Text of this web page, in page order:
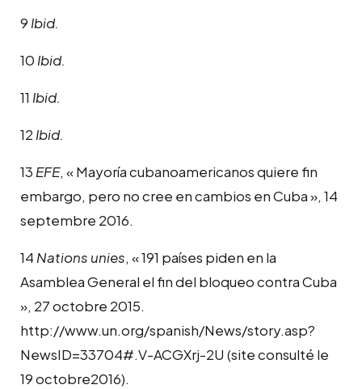
9 Ibid.
10 Ibid.
11 Ibid.
12 Ibid.
13 EFE, « Mayoría cubanoamericanos quiere fin
embargo, pero no cree en cambios en Cuba », 14
septembre 2016.
14 Nations unies, « 191 países piden en la
Asamblea General el fin del bloqueo contra Cuba
», 27 octobre 2015.
http://www.un.org/spanish/News/story.asp?
NewsID=33704#.V-ACGXrj-2U (site consulté le
19 octobre2016).